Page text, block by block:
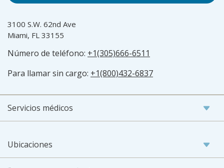
3100 S.W. 62nd Ave
Miami, FL 33155
Número de teléfono: +1(305)666-6511
Para llamar sin cargo: +1(800)432-6837
Servicios médicos
Ubicaciones